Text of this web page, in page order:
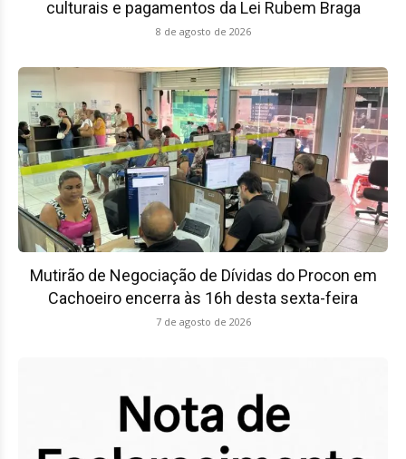
culturais e pagamentos da Lei Rubem Braga
8 de agosto de 2026
Mutirão de Negociação de Dívidas do Procon em
Cachoeiro encerra às 16h desta sexta-feira
7 de agosto de 2026